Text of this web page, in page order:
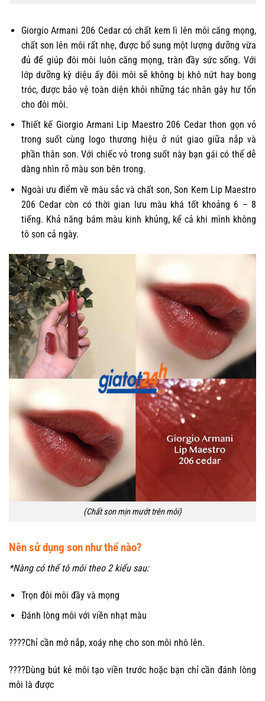
Giorgio Armani 206 Cedar có chất kem lì lên môi căng mọng,
chất son lên môi rất nhẹ, được bổ sung một lượng dưỡng vừa
đủ để giúp đôi môi luôn căng mọng, tràn đầy sức sống. Với
lớp dưỡng kỳ diệu ấy đôi môi sẽ không bị khô nứt hay bong
tróc, được bảo vệ toàn diện khỏi những tác nhân gây hư tổn
cho đôi môi.
Thiết kế Giorgio Armani Lip Maestro 206 Cedar thon gọn vỏ
trong suốt cùng logo thương hiệu ở nút giao giữa nắp và
phần thân son. Với chiếc vỏ trong suốt này bạn gái có thể dễ
dàng nhìn rõ màu son bên trong.
Ngoài ưu điểm về màu sắc và chất son, Son Kem Lip Maestro
206 Cedar còn có thời gian lưu màu khá tốt khoảng 6 – 8
tiếng. Khả năng bám màu kinh khủng, kể cả khi mình không
tô son cả ngày.
(Chất son mịn mướt trên môi)
Nên sử dụng son như thế nào?
*Nàng có thể tô môi theo 2 kiểu sau:
Trọn đôi môi đầy và mọng
Đánh lòng môi với viền nhạt màu
????Chỉ cần mở nắp, xoáy nhẹ cho son môi nhô lên.
????Dùng bút kẻ môi tạo viền trước hoặc bạn chỉ cần đánh lòng
môi là được